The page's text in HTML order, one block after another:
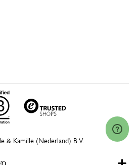
& Kamille (Nederland) B.V.